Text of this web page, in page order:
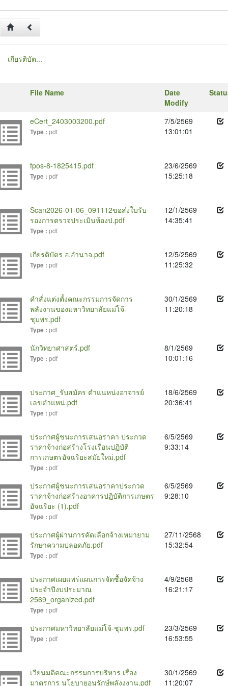
เกียรติบัต...
File Name
Date
Modify
eCert_2403003200.pdf
Type : pdf
7/5/2569
13:01:01
fpos-8-1825415.pdf
Type : pdf
23/6/2569
15:25:18
Scan2026-01-06_091112ขอส่งใบรับ
รองการตรวจประเมินห้องป.pdf
Type : pdf
12/1/2569
14:35:41
เกียรติบัตร อ.อำนาจ.pdf
Type : pdf
12/5/2569
11:25:32
คำสั่งแต่งตั้งคณะกรรมการจัดการ
พลังงานของมหาวิทยาลัยแม่โจ้-
ชุมพร.pdf
Type : pdf
30/1/2569
11:20:18
นักวิทยาศาสตร์.pdf
Type : pdf
8/1/2569
10:01:16
ประกาศ_รับสมัคร ตำแนหน่งอาจารย์
เลขตำแหน่.pdf
Type : pdf
18/6/2569
20:36:41
ประกาศผู้ชนะการเสนอราคา ประกวด
ราคาจ้างก่อสร้างโรงเรือนปฏิบัติ
การเกษตรอัจฉริยะสมัยใหม่.pdf
Type : pdf
6/5/2569
9:33:14
ประกาศผู้ชนะการเสนอราคาประกวด
ราคาจ้างก่อสร้างอาคารปฏิบัติการเกษตร
อัจฉริยะ (1).pdf
Type : pdf
6/5/2569
9:28:10
ประกาศผู้ผ่านการคัดเลือกจ้างเหมายาม
รักษาความปลอดภัย.pdf
Type : pdf
27/11/2568
15:32:54
ประกาศเผยแพร่แผนการจัดซื้อจัดจ้าง
ประจำปีงบประมาณ
2569_organized.pdf
Type : pdf
4/9/2568
16:21:17
ประกาศมหาวิทยาลัยแม่โจ้-ชุมพร.pdf
Type : pdf
23/3/2569
16:53:55
เวียนมติคณะกรรมการบริหาร เรื่อง
มาตรการ นโยบายอนุรักษ์พลังงงาน.pdf
30/1/2569
11:20:07